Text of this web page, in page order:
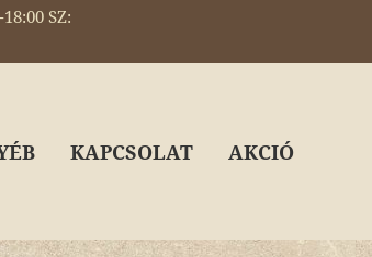
SZ:
KAPCSOLAT AKCIÓ